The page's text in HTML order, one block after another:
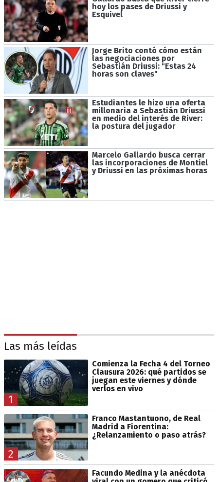
hoy los pases de Driussi y
Esquivel
Jorge Brito contó cómo están
las negociaciones por
Sebastián Driussi: "Estas 24
horas son claves"
Estudiantes le hizo una oferta
millonaria a Sebastián Driussi
en medio del interés de River:
la postura del jugador
Marcelo Gallardo busca cerrar
las incorporaciones de Montiel
y Driussi en las próximas horas
Las más leídas
1
Comienza la Fecha 4 del Torneo
Clausura 2026: qué partidos se
juegan este viernes y dónde
verlos en vivo
2
Franco Mastantuono, de Real
Madrid a Fiorentina:
¿Relanzamiento o paso atrás?
Facundo Medina y la anécdota